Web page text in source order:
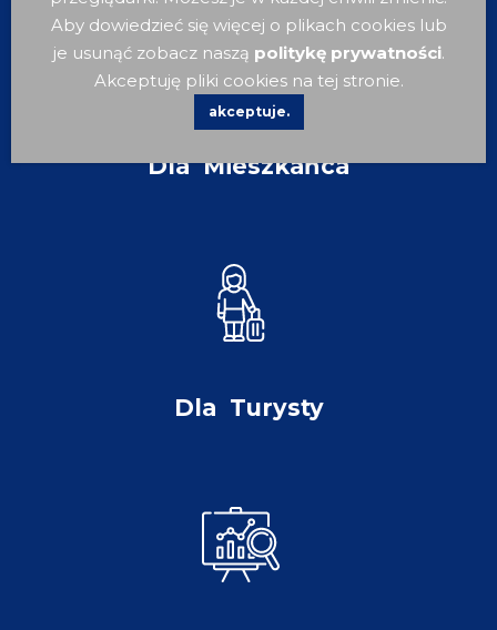
DlaMieszkańca
Dla Turysty
Aby dowiedzieć się więcej o plikach cookies lub
je usunąć zobacz naszą politykę prywatności.
Akceptuję pliki cookies na tej stronie.
akceptuje.